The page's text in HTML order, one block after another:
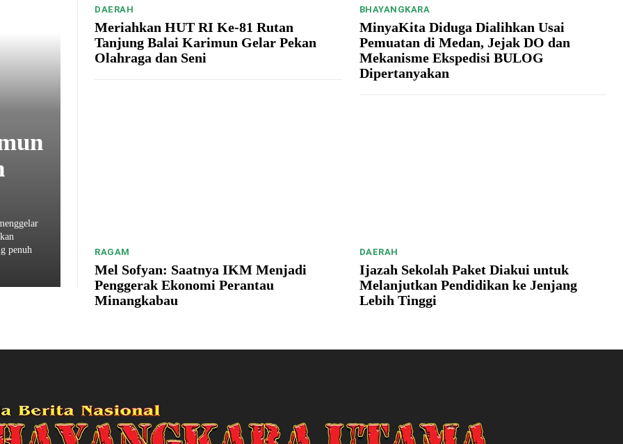
penuh
DAERAH
Meriahkan HUT RI Ke-81 Rutan
Tanjung Balai Karimun Gelar Pekan
Olahraga dan Seni
BHAYANGKARA
MinyaKita Diduga Dialihkan Usai
Pemuatan di Medan, Jejak DO dan
Mekanisme Ekspedisi BULOG
Dipertanyakan
RAGAM
Mel Sofyan: Saatnya IKM Menjadi
Penggerak Ekonomi Perantau
Minangkabau
DAERAH
Ijazah Sekolah Paket Diakui untuk
Melanjutkan Pendidikan ke Jenjang
Lebih Tinggi